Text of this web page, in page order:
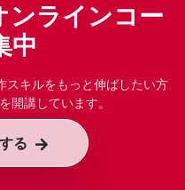
ンラインコー
中
スキルをもっと伸ばしたい方
開講しています。
る